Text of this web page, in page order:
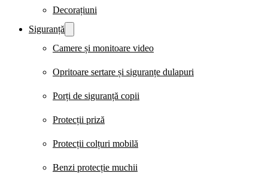
Decorațiuni
Siguranță
Camere și monitoare video
Opritoare sertare și siguranțe dulapuri
Porți de siguranță copii
Protecții priză
Protecții colțuri mobilă
Benzi protecție muchii